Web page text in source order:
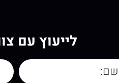
לייעוץ עם